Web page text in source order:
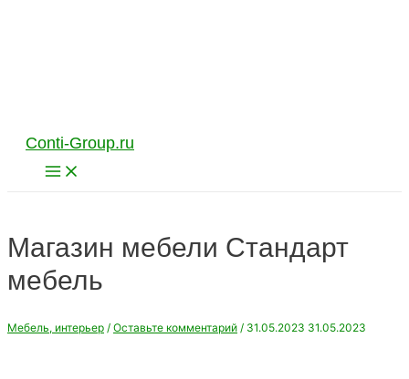
Conti-Group.ru
Main
Menu
Магазин мебели Стандарт
мебель
Мебель, интерьер / Оставьте комментарий / 31.05.2023 31.05.2023